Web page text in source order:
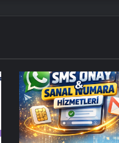
Maması İle Tüm Evcil
Ürünleri
Ankara rent a car